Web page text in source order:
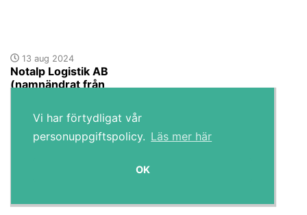
Vi har förtydligat vår
personuppgiftspolicy. Läs mer här
OK
13 aug 2024
Notalp Logistik AB
(namnändrat från
erbjudandet till
aktieägarna i Jetpak Top